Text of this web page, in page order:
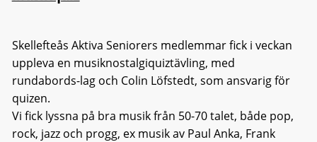
Skellefteås Aktiva Seniorers medlemmar fick i veckan
uppleva en musiknostalgiquiztävling, med
rundabords-lag och Colin Löfstedt, som ansvarig för
quizen.
Vi fick lyssna på bra musik från 50-70 talet, både pop,
rock, jazz och progg, ex musik av Paul Anka, Frank